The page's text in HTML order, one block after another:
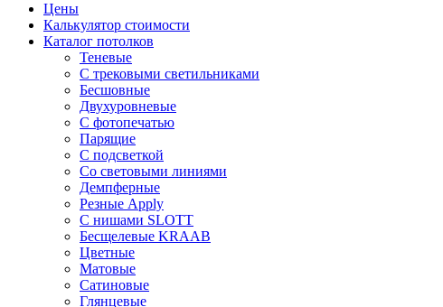
Цены
Калькулятор стоимости
Каталог потолков
Теневые
С трековыми светильниками
Бесшовные
Двухуровневые
С фотопечатью
Парящие
С подсветкой
Со световыми линиями
Демпферные
Резные Apply
С нишами SLOTT
Бесщелевые KRAAB
Цветные
Матовые
Сатиновые
Глянцевые